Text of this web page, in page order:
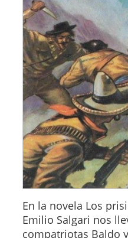
En la novela Los
Emilio Salgari nos
compatriotas Baldo